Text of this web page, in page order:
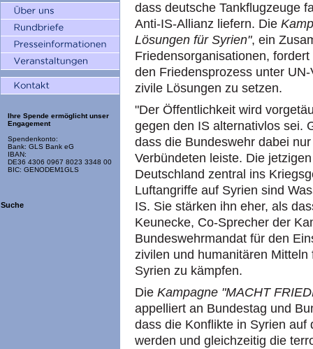
Ihre Spende ermöglicht unser
Engagement
Spendenkonto:
Bank: GLS Bank eG
IBAN:
DE36 4306 0967 8023 3348 00
BIC: GENODEM1GLS
Suche
dass deutsche Tankflugzeuge
Anti-IS-Allianz liefern. Die
Lösungen für Syrien", ein
Friedensorganisationen,
den Friedensprozess unter
zivile Lösungen zu setzen.
"Der Öffentlichkeit wird
gegen den IS alternativlos sei.
dass die Bundeswehr dabei
Verbündeten leiste. Die
Deutschland zentral ins
Luftangriffe auf Syrien sind
IS. Sie stärken ihn eher, als
Keunecke, Co-Sprecher der
Bundeswehrmandat für den
zivilen und humanitären
Syrien zu kämpfen.
Die Kampagne "MACHT
appelliert an Bundestag und
dass die Konflikte in Syrien auf
werden und gleichzeitig die